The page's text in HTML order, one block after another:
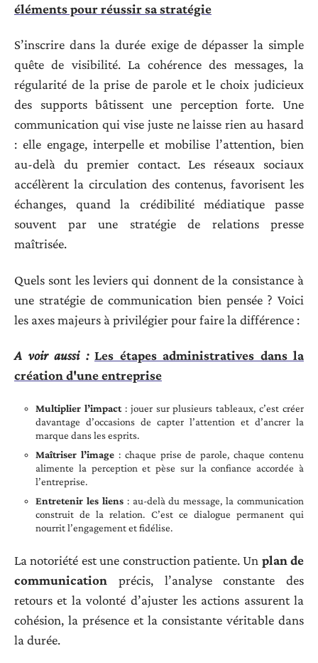
éléments pour réussir sa stratégie
S’inscrire dans la durée exige de dépasser la simple
quête de visibilité. La cohérence des messages, la
régularité de la prise de parole et le choix judicieux
des supports bâtissent une perception forte. Une
communication qui vise juste ne laisse rien au hasard
: elle engage, interpelle et mobilise l’attention, bien
au-delà du premier contact. Les réseaux sociaux
accélèrent la circulation des contenus, favorisent les
échanges, quand la crédibilité médiatique passe
souvent par une stratégie de relations presse
maîtrisée.
Quels sont les leviers qui donnent de la consistance à
une stratégie de communication bien pensée ? Voici
les axes majeurs à privilégier pour faire la différence :
A voir aussi : Les étapes administratives dans la
création d'une entreprise
Multiplier l’impact: jouer sur plusieurs tableaux, c’est créer
davantage d’occasions de capter l’attention et d’ancrer la
marque dans les esprits.
Maîtriser l’image: chaque prise de parole, chaque contenu
alimente la perception et pèse sur la confiance accordée à
l’entreprise.
Entretenir les liens: au-delà du message, la communication
construit de la relation. C’est ce dialogue permanent qui
nourrit l’engagement et fidélise.
La notoriété est une construction patiente. Un plan de
communication précis, l’analyse constante des
retours et la volonté d’ajuster les actions assurent la
cohésion, la présence et la consistante véritable dans
la durée.